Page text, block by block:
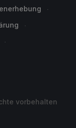
vorbehalten